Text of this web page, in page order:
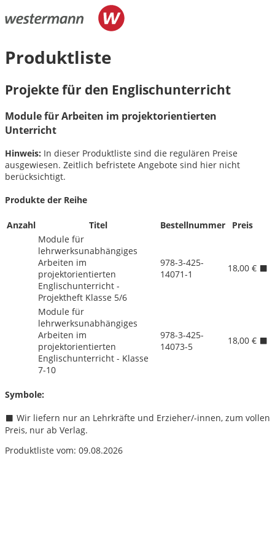
Produktliste
Projekte für den Englischunterricht
Module für Arbeiten im projektorientierten
Unterricht
Hinweis: In dieser Produktliste sind die regulären Preise
ausgewiesen. Zeitlich befristete Angebote sind hier nicht
berücksichtigt.
Produkte der Reihe
Anzahl Titel Bestellnummer
Preis
Module für
lehrwerksunabhängiges
Arbeiten im
projektorientierten
Englischunterricht -
Projektheft Klasse 5/6
978-3-425-
14071-1
18,00 €
Module für
lehrwerksunabhängiges
Arbeiten im
projektorientierten
Englischunterricht - Klasse
7-10
978-3-425-
14073-5
18,00 €
Symbole:
Wir liefern nur an Lehrkräfte und Erzieher/-innen, zum vollen
Preis, nur ab Verlag.
Produktliste vom: 09.08.2026